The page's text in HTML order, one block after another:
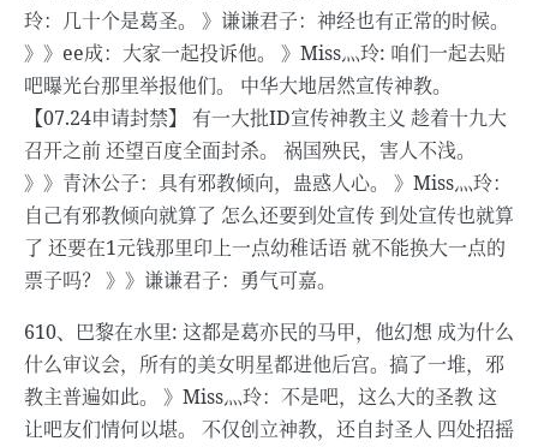
玲：几十个是葛圣。 》谦谦君子：神经也有正常的时候。
》》ee成：大家一起投诉他。 》Miss灬玲: 咱们一起去贴
吧曝光台那里举报他们。 中华大地居然宣传神教。
【07.24申请封禁】 有一大批ID宣传神教主义 趁着十九大
召开之前 还望百度全面封杀。 祸国殃民，害人不浅。
》》青沐公子：具有邪教倾向，蛊惑人心。 》Miss灬玲：
自己有邪教倾向就算了 怎么还要到处宣传 到处宣传也就算
了 还要在1元钱那里印上一点幼稚话语 就不能换大一点的
票子吗？ 》》谦谦君子：勇气可嘉。
610、巴黎在水里: 这都是葛亦民的马甲，他幻想 成为什么
什么审议会，所有的美女明星都进他后宫。搞了一堆，邪
教主普遍如此。 》Miss灬玲：不是吧，这么大的圣教 这
让吧友们情何以堪。 不仅创立神教，还自封圣人 四处招摇